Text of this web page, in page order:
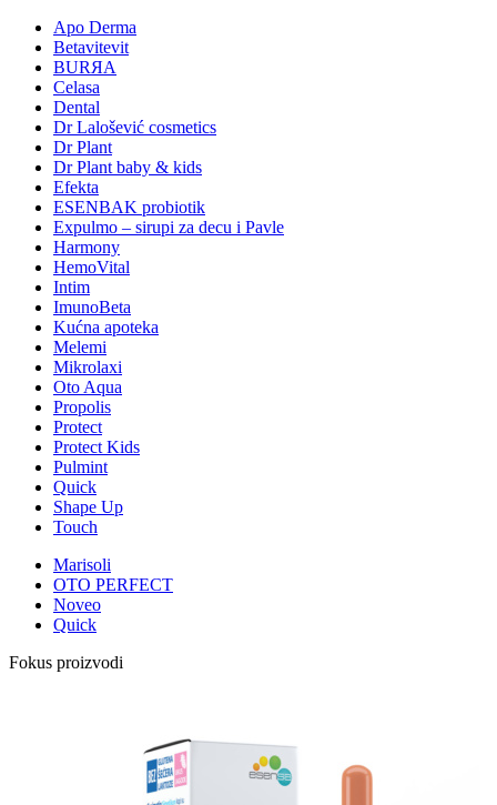
Apo Derma
Betavitevit
BURЯA
Celasa
Dental
Dr Lalošević cosmetics
Dr Plant
Dr Plant baby & kids
Efekta
ESENBAK probiotik
Expulmo – sirupi za decu i Pavle
Harmony
HemoVital
Intim
ImunoBeta
Kućna apoteka
Melemi
Mikrolaxi
Oto Aqua
Propolis
Protect
Protect Kids
Pulmint
Quick
Shape Up
Touch
Marisoli
OTO PERFECT
Noveo
Quick
Fokus proizvodi